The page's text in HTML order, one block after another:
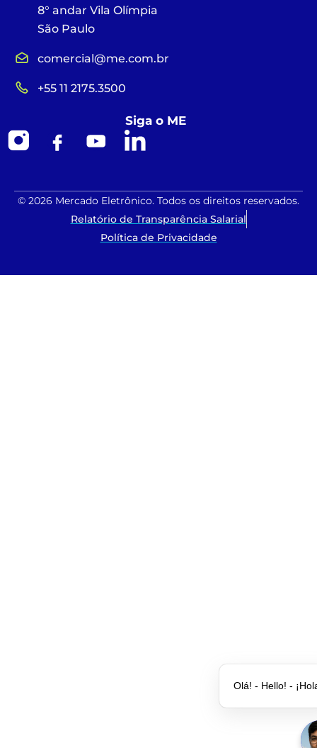
8° andar Vila Olímpia
São Paulo
comercial@me.com.br
+55 11 2175.3500
Siga o ME
© 2026 Mercado Eletrônico. Todos os direitos reservados.
Relatório de Transparência Salarial
Política de Privacidade
Olá! - Hello! -